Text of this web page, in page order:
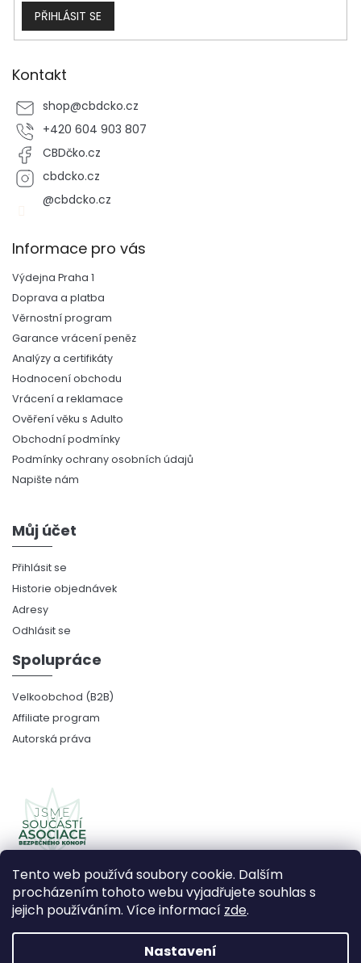
Tento web používá soubory cookie. Dalším
procházením tohoto webu vyjadřujete souhlas s
jejich používáním. Více informací zde.
Nastavení
PŘIHLÁSIT SE
Kontakt
shop@cbdcko.cz
+420 604 903 807
CBDčko.cz
cbdcko.cz
@cbdcko.cz
Informace pro vás
Výdejna Praha 1
Doprava a platba
Věrnostní program
Garance vrácení peněz
Analýzy a certifikáty
Hodnocení obchodu
Vrácení a reklamace
Ověření věku s Adulto
Obchodní podmínky
Podmínky ochrany osobních údajů
Napište nám
Můj účet
Přihlásit se
Historie objednávek
Adresy
Odhlásit se
Spolupráce
Velkoobchod (B2B)
Affiliate program
Autorská práva